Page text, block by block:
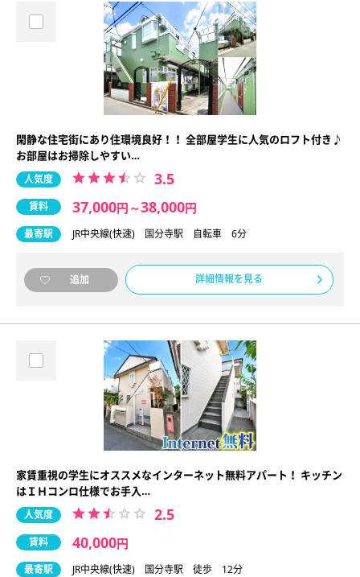
閑静な住宅街にあり住環境良好！！ 全部屋学生に人気のロフト付き♪
お部屋はお掃除しやすい…
人気度 3.5
賃料 37,000円 ～38,000円
最寄駅 JR中央線(快速) 国分寺駅 自転車 6分
追加 詳細情報を見る
家賃重視の学生にオススメなインターネット無料アパート！ キッチン
はＩＨコンロ仕様でお手入…
人気度 2.5
賃料 40,000円
最寄駅 JR中央線(快速) 国分寺駅 徒歩 12分